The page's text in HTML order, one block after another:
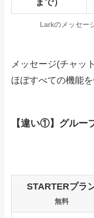
まで）
Larkのメッセー
メッセージ(チャッ
ほぼすべての機能
【違い①】グルー
STARTERプラ
無料